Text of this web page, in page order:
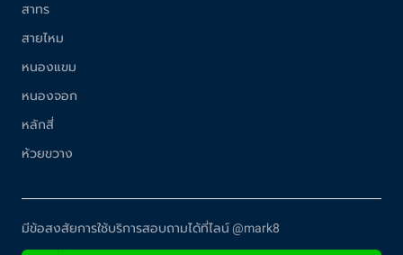
สาทร
สายไหม
หนองแขม
หนองจอก
หลักสี่
ห้วยขวาง
มีข้อสงสัยการใช้บริการสอบถามได้ที่ไลน์ @mark8